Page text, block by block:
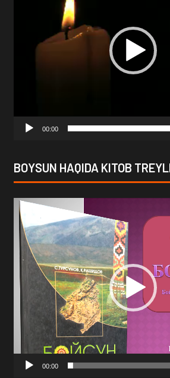
00:00
BOYSUN HAQIDA KITOB
Video
Player
00:00